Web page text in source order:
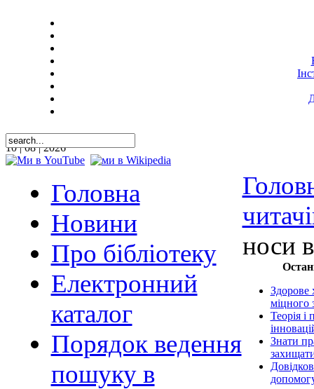
10 | 08 | 2026
Головна
Новини
Про бібліотеку
Електронний
каталог
Порядок ведення
пошуку в
носи
Здорове
міцного
Теорія і
Знати